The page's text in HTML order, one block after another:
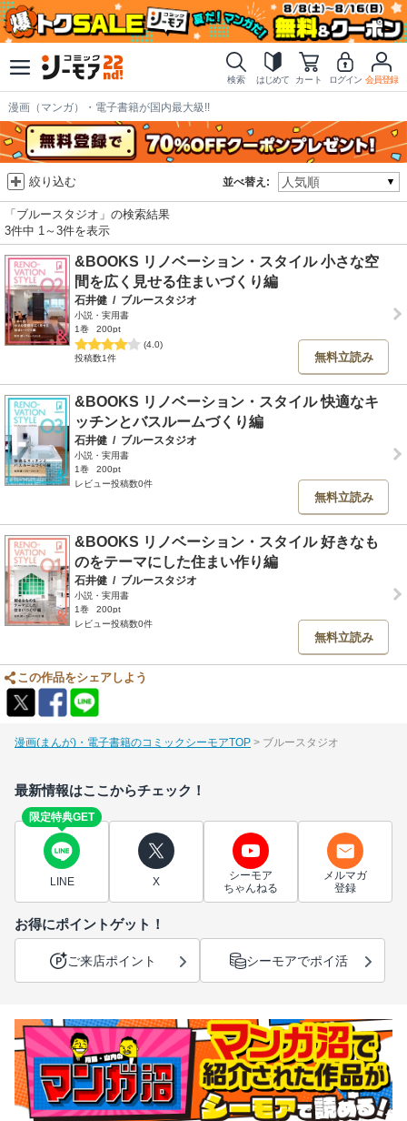
検索 はじめて カート ログイン 会員登録
漫画（マンガ）・電子書籍が国内最大級!!
並べ替え:
絞り込む
「ブルースタジオ」の検索結果
3件中 1～3件を表示
&BOOKS リノベーション・スタイル 小さな空
間を広く見せる住まいづくり編
石井健 / ブルースタジオ
小説・実用書
1巻
200pt
(4.0)
投稿数1件
無料立読み
&BOOKS リノベーション・スタイル 快適なキ
ッチンとバスルームづくり編
石井健 / ブルースタジオ
小説・実用書
1巻
200pt
レビュー投稿数0件
無料立読み
&BOOKS リノベーション・スタイル 好きなも
のをテーマにした住まい作り編
石井健 / ブルースタジオ
小説・実用書
1巻
200pt
レビュー投稿数0件
無料立読み
この作品をシェアしよう
漫画(まんが)・電子書籍のコミックシーモアTOP ブルースタジオ
最新情報はここからチェック！
限定特典GET
LINE X
シーモア
ちゃんねる
メルマガ
登録
お得にポイントゲット！
ご来店ポイント シーモアでポイ活